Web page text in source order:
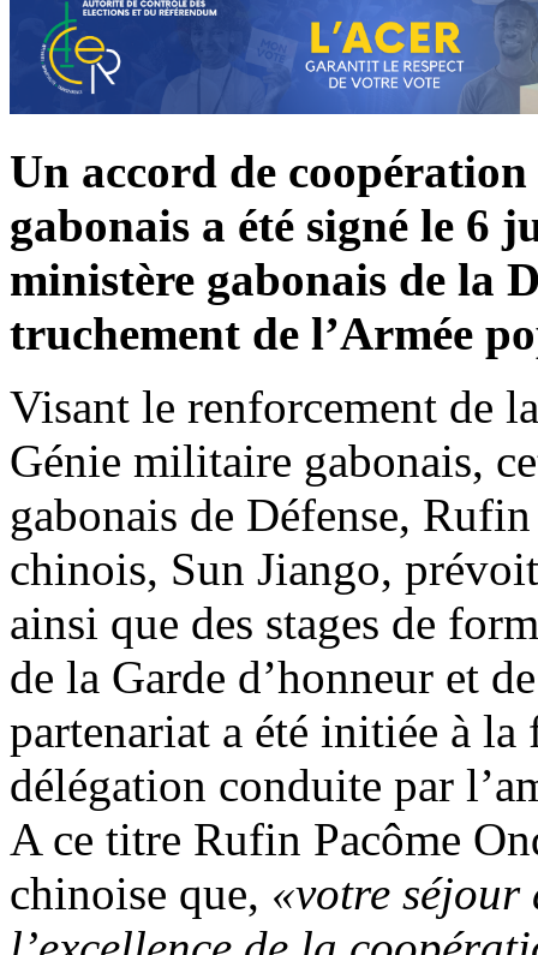
Un accord de
gabonais a été signé le 6
ministère gabonais de la
truchement de l’Armée
Visant le renforcement de
Génie militaire gabonais,
gabonais de Défense,
chinois, Sun Jiango,
ainsi que des stages de
de la Garde d’honneur et
partenariat a été initiée à la
délégation conduite par
A ce titre Rufin Pacôme
chinoise que, «votre séjour